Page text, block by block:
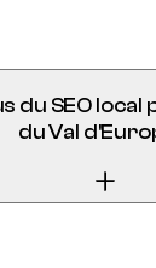
du SEO
du Val